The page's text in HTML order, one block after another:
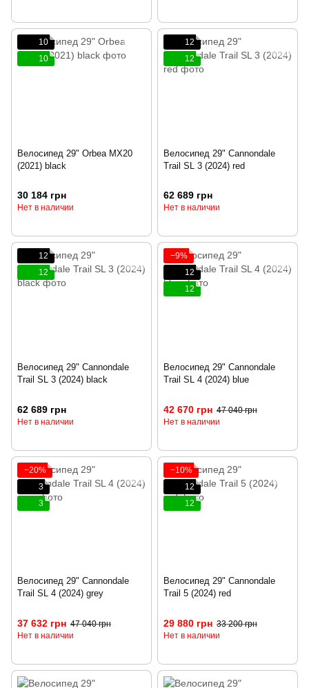
10
10
Велосипед 29" Orbea MX20
(2021) black
30 184 грн
Нет в наличии
12
12
Велосипед 29" Cannondale
Trail SL 3 (2024) red
62 689 грн
Нет в наличии
12
12
Велосипед 29" Cannondale
Trail SL 3 (2024) black
62 689 грн
Нет в наличии
−9%
12
12
Велосипед 29" Cannondale
Trail SL 4 (2024) blue
42 670 грн 47 040 грн
Нет в наличии
−20%
3
3
Велосипед 29" Cannondale
Trail SL 4 (2024) grey
37 632 грн 47 040 грн
Нет в наличии
−10%
12
12
Велосипед 29" Cannondale
Trail 5 (2024) red
29 880 грн 33 200 грн
Нет в наличии